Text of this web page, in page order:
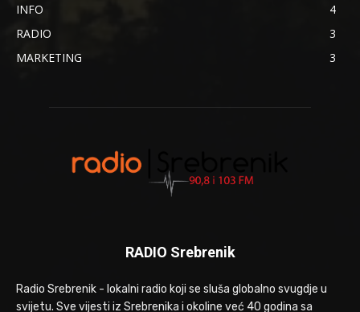
INFO
4
RADIO
3
MARKETING
3
RADIO Srebrenik
Radio Srebrenik - lokalni radio koji se sluša globalno svugdje u
svijetu. Sve vijesti iz Srebrenika i okoline već 40 godina sa